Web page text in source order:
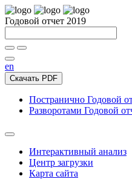
Годовой отчет 2019
en
Скачать PDF
Постранично Годовой
Разворотами Годовой
Интерактивный анализ
Центр загрузки
Карта сайта